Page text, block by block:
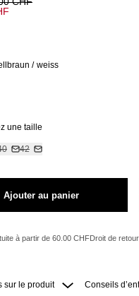
/ weiss
une taille
42
Ajouter au panier
à partir de 60.00 CHFDroit de
sur le produit Conseils